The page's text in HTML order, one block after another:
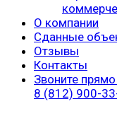
О компании
Сданные
Отзывы
Контакты
Звоните
8 (812) 900-